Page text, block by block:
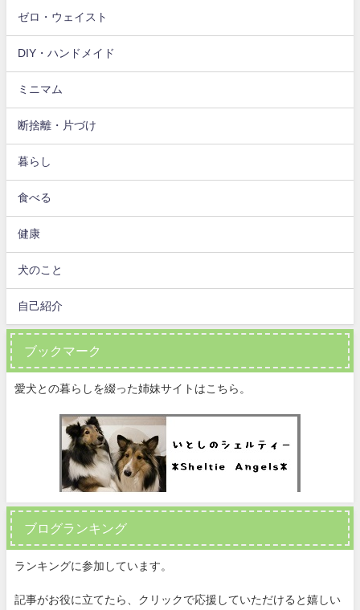
ゼロ・ウェイスト
DIY・ハンドメイド
ミニマム
断捨離・片づけ
暮らし
食べる
健康
犬のこと
自己紹介
ブックマーク
愛犬との暮らしを綴った姉妹サイトはこちら。
ブログランキング
ランキングに参加しています。
記事がお役に立てたら、クリックで応援していただけると嬉しい